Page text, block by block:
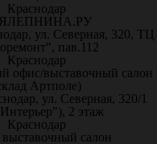
Краснодар
ул. Северная, 320, ТЦ
пав.112
Краснодар
офис/выставочный салон
Артполе)
ул. Северная, 320/1
2 этаж
Краснодар
салон